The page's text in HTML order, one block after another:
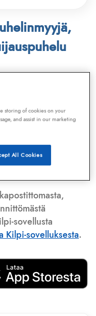
numeroita.
jos kyseessä on
tai
jatkuvasti,
sovellusta
Kilpi-sovelluksesta.
storing of cookies on your
and assist in our marketing
All Cookies